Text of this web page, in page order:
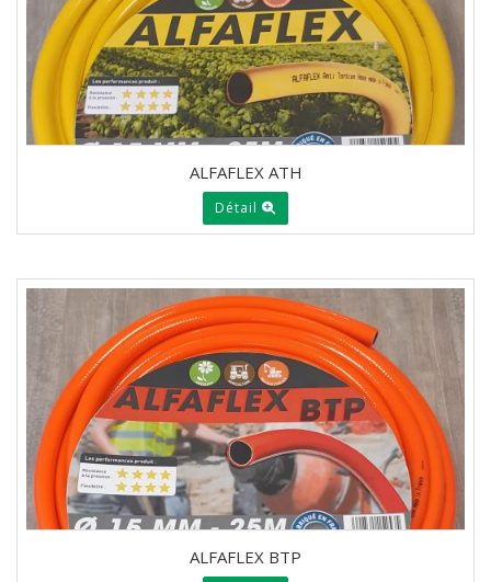
ALFAFLEX ATH
Détail
ALFAFLEX BTP